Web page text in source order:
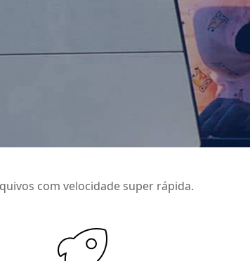
com velocidade super rápida.